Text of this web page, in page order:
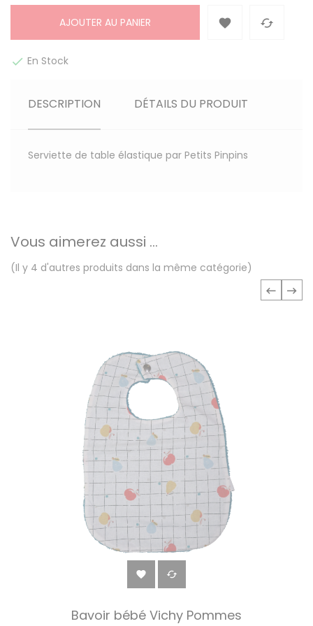
AJOUTER AU PANIER  
 En Stock
DESCRIPTION DÉTAILS DU PRODUIT
Serviette de table élastique par Petits Pinpins
Vous aimerez aussi ...
(Il y 4 d'autres produits dans la même catégorie)
 
Bavoir bébé Vichy Pommes